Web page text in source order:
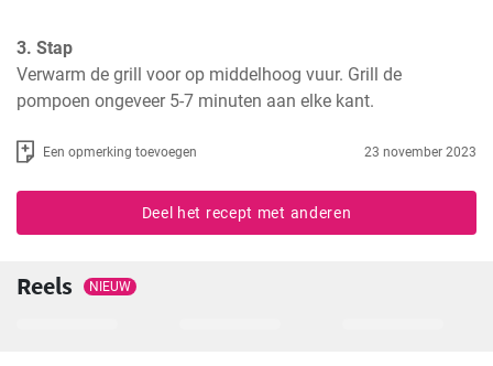
3. Stap
Verwarm de grill voor op middelhoog vuur. Grill de
pompoen ongeveer 5-7 minuten aan elke kant.
Een opmerking toevoegen 23 november 2023
Deel het recept met anderen
Reels NIEUW